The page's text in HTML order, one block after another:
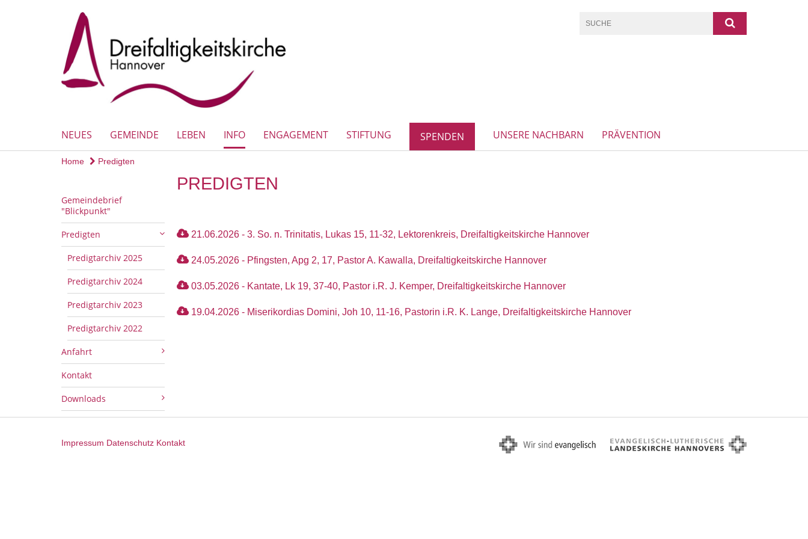
NEUES GEMEINDE LEBEN INFO ENGAGEMENT STIFTUNG SPENDEN UNSERE NACHBARN PRÄVENTION
Home Predigten
Gemeindebrief
"Blickpunkt"
Predigten
Predigtarchiv 2025
Predigtarchiv 2024
Predigtarchiv 2023
Predigtarchiv 2022
Anfahrt
Kontakt
Downloads
PREDIGTEN
21.06.2026 - 3. So. n. Trinitatis, Lukas 15, 11-32, Lektorenkreis, Dreifaltigkeitskirche Hannover
24.05.2026 - Pfingsten, Apg 2, 17, Pastor A. Kawalla, Dreifaltigkeitskirche Hannover
03.05.2026 - Kantate, Lk 19, 37-40, Pastor i.R. J. Kemper, Dreifaltigkeitskirche Hannover
19.04.2026 - Miserikordias Domini, Joh 10, 11-16, Pastorin i.R. K. Lange, Dreifaltigkeitskirche Hannover
Impressum Datenschutz Kontakt